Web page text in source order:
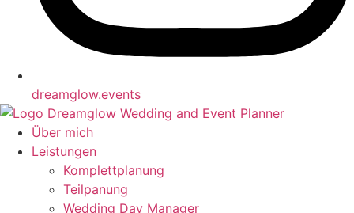
dreamglow.events
Über mich
Leistungen
Komplettplanung
Teilpanung
Wedding Day Manager